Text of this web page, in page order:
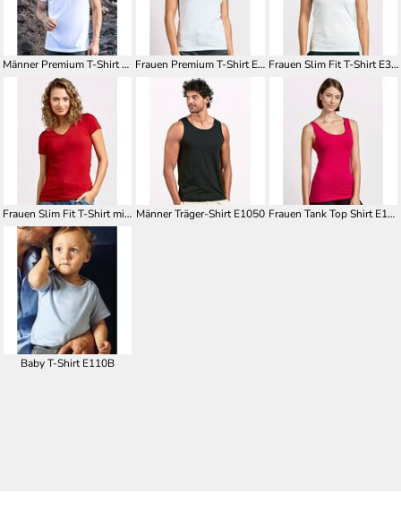
Männer Premium T-Shirt E3000 Frauen Premium T-Shirt E3005 Frauen Slim Fit T-Shirt E3085
Frauen Slim Fit T-Shirt mit V Ausschnitt E3086 Männer Träger-Shirt E1050 Frauen Tank Top Shirt E1051
Baby T-Shirt E110B